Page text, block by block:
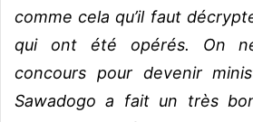
comme cela qu’il faut
qui ont été opérés. On
concours pour devenir
Sawadogo a fait un très